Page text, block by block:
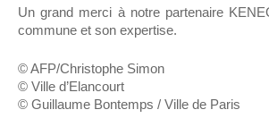
Un grand merci à notre partenaire
commune et son expertise.
© AFP/Christophe Simon
© Ville d’Elancourt
© Guillaume Bontemps / Ville de Paris